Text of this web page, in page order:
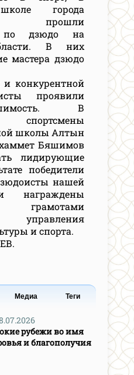
города
прошли
по дзюдо на
В них
мастера дзюдо
конкурентной
проявили
В
спортсмены
школы Алтын
Бяшимов
лидирующие
победители
нашей
награждены
грамотами
управления
и спорта.
Медиа Теги
рубежи во имя
и благополучия